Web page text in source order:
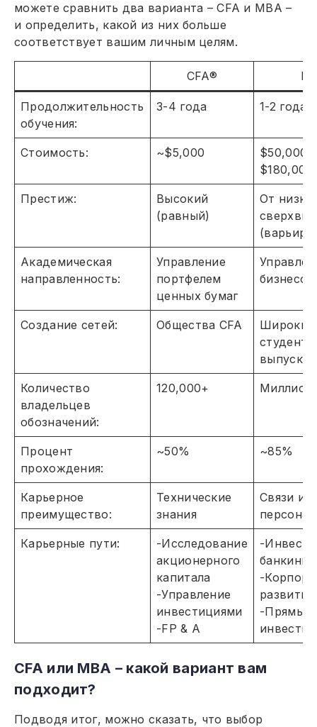
можете сравнить два варианта – CFA и MBA –
и определить, какой из них больше
соответствует вашим личным целям.
CFA®
Продолжительность
обучения:
3-4 года 1-2 года
Стоимость: ~$5,000
$50,000 –
$180,000
Престиж:
Высокий
(равный)
От
Академическая
направленность:
Управление
портфелем
ценных бумаг
бизнесом
Создание сетей: Общества CFA
Широкие
Количество
владельцев
обозначений:
120,000+
Процент
прохождения:
~50% ~85%
Карьерное
преимущество:
Технические
знания
Связи и
Карьерные пути:
-Исследование
акционерного
капитала
-Управление
инвестициями
-FP & A
-
банкинг
-
развитие
-Прямые
CFA или MBA – какой вариант вам
подходит?
Подводя итог, можно сказать, что выбор